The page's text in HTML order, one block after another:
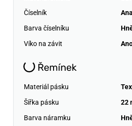
Číselník
Barva číselníku
Víko na závit
Řemínek
Materiál pásku
Šířka pásku
22
Barva náramku